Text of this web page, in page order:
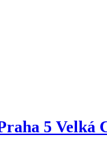
5 Velká